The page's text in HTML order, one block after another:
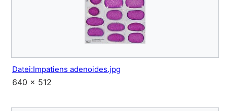
Datei:Impatiens adenoides.jpg
640 × 512